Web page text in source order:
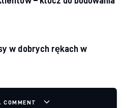
w dobrych rękach w
COMMENT